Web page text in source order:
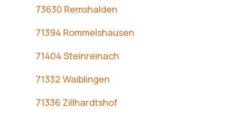
73630 Remshalden
71394 Rommelshausen
71404 Steinreinach
71332 Waiblingen
71336 Zillhardtshof